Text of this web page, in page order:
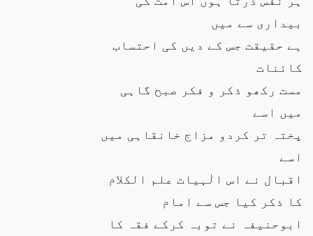
بیداری سے میں
ہے حقیقت جس کے دیں کی احتساب
کائنات
مست رکھو ذکر و فکر صبح گاہی
میں اسے
پختہ تر کردو مزاج خانقاہی میں
اسے
اقبال نے اس الٰہیات علم الکلام
کا ذکر کیا جس سے امام
ابوحنیفہ نے توبہ کرکے فقہ کا